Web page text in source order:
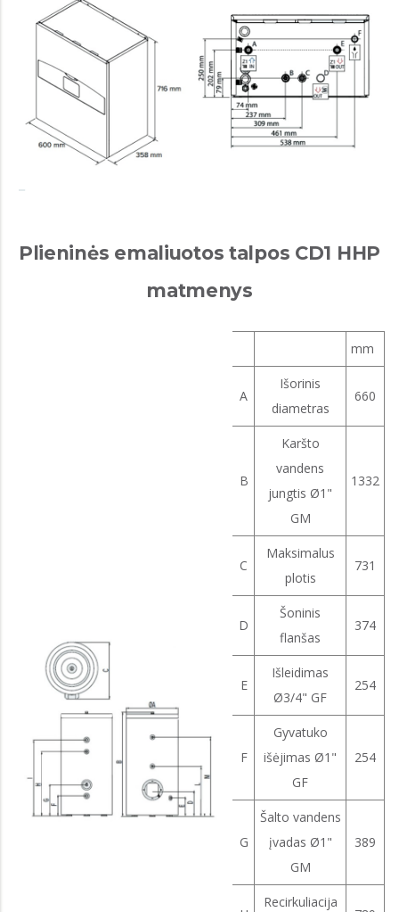
Plieninės emaliuotos talpos CD1 HHP
matmenys
mm
A
Išorinis
diametras
660
B
Karšto
vandens
jungtis Ø1"
GM
1332
C
Maksimalus
plotis
731
D
Šoninis
flanšas
374
E
Išleidimas
Ø3/4" GF
254
F
Gyvatuko
išėjimas Ø1"
GF
254
G
Šalto vandens
įvadas Ø1"
GM
389
Recirkuliacija